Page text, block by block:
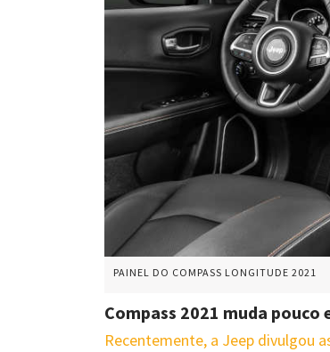
PAINEL DO COMPASS LONGITUDE 2021
Compass 2021 muda pouco
Recentemente, a Jeep divulgou